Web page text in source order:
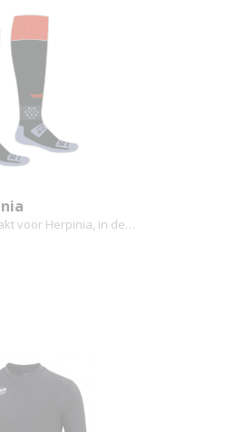
voor Herpinia, in de…